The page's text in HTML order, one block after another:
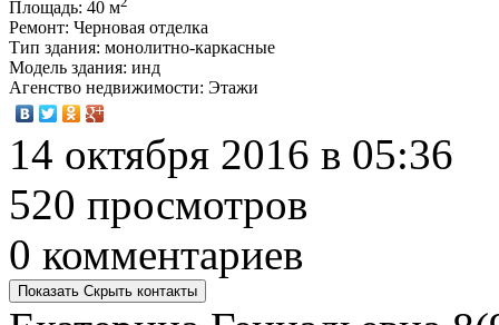
Площадь: 40 м
Ремонт: Черновая отделка
Тип здания: монолитно-каркасные
Модель здания: инд
Агенство недвижимости: Этажи
14 октября 2016 в 05:36
520 просмотров
0 комментариев
Показать Скрыть контакты